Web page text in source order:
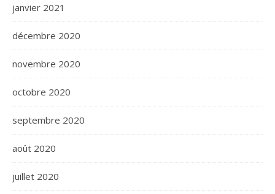
janvier 2021
décembre 2020
novembre 2020
octobre 2020
septembre 2020
août 2020
juillet 2020